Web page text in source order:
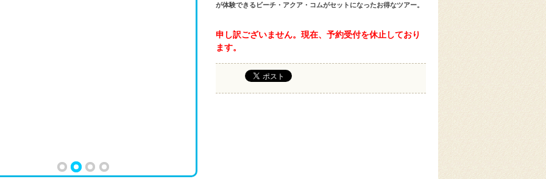
が体験できるビーチ・アクア・コムがセットになったお得なツアー。
申し訳ございません。現在、予約受付を休止しており
ます。